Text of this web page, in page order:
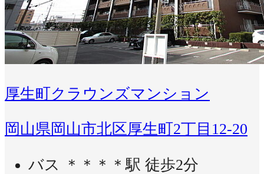
厚生町クラウンズマンション
岡山県岡山市北区厚生町2丁目12-20
バス ＊＊＊＊駅 徒歩2分